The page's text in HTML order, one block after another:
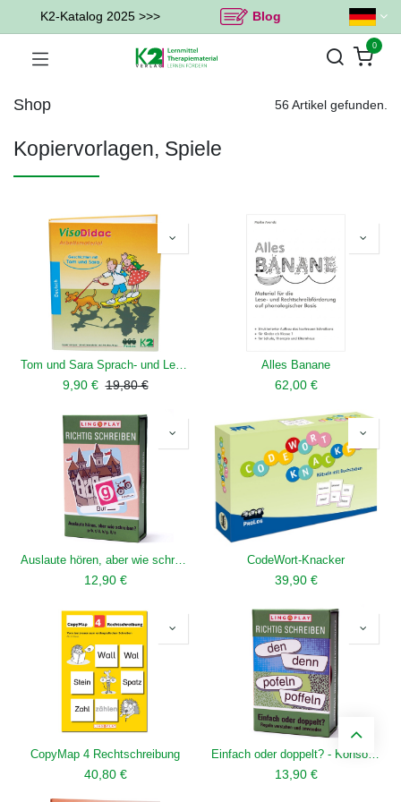
K2-Katalog 2025 >>> Blog
0
Shop 56 Artikel gefunden.
Kopiervorlagen, Spiele
Tom und Sara Sprach- und Lesematerial
9,90€ 19,80€
Alles Banane
62,00€
Auslaute hören, aber wie schreiben? - p/b, t/d, k/g, ß/s
12,90€
CodeWort-Knacker
39,90€
CopyMap 4 Rechtschreibung
40,80€
Einfach oder doppelt? - Konsonantendopplung
13,90€